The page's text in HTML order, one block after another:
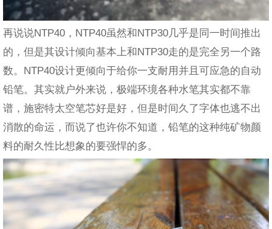
再说说NTP40，NTP40虽然和NTP30几乎是同一时间推出
的，但是其设计倾向基本上和NTP30走的是完全另一个路
数。NTP40设计更倾向于给你一支耐用并且可应急的自动
铅笔。其实就户外来说，极端环境各种水笔其实都不靠
谱，施密特太空笔芯好是好，但是时间久了字体也逃不出
消散的命运，而说了也许你不知道，铅笔的这种纯矿物颜
料的耐久性比想象的要强悍的多。